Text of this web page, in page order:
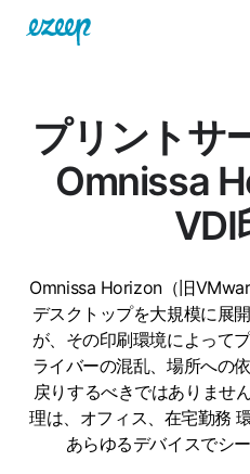
プリントサ
Omnissa
VDI
Omnissa Horizon（旧
デスクトップを大規模に展
が、その印刷環境によって
ライバーの混乱、場所への
戻りするべきではありませ
理は、オフィス、在宅勤務
あらゆるデバイスでシ